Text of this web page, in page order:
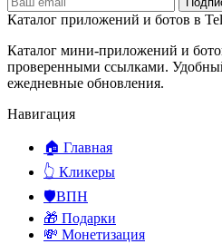
Каталог приложений и ботов в
Каталог мини-приложений и
проверенными ссылками.
ежедневные обновления.
Навигация
🏠 Главная
👆 Кликеры
🛡️ВПН
🎁 Подарки
💸 Монетизация